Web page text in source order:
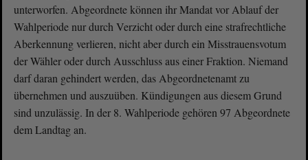
unterworfen. Abgeordnete können ihr Mandat vor Ablauf der
Wahlperiode nur durch Verzicht oder durch eine strafrechtliche
Aberkennung verlieren, nicht aber durch ein Misstrauensvotum
der Wähler oder durch Ausschluss aus einer Fraktion. Niemand
darf daran gehindert werden, das Abgeordnetenamt zu
übernehmen und auszuüben. Kündigungen aus diesem Grund
sind unzulässig. In der 8. Wahlperiode gehören 97 Abgeordnete
dem Landtag an.